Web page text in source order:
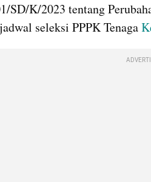
SD/K/2023 tentang
seleksi PPPK Tenaga